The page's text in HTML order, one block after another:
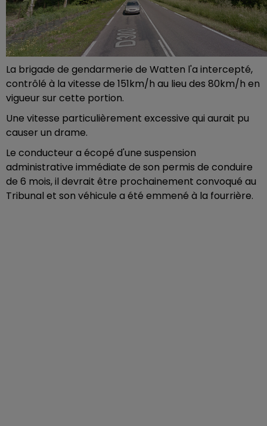
La brigade de gendarmerie de Watten l'a intercepté,
contrôlé à la vitesse de 151km/h au lieu des 80km/h en
vigueur sur cette portion.
Une vitesse particulièrement excessive qui aurait pu
causer un drame.
Le conducteur a écopé d'une suspension
administrative immédiate de son permis de conduire
de 6 mois, il devrait être prochainement convoqué au
Tribunal et son véhicule a été emmené à la fourrière.